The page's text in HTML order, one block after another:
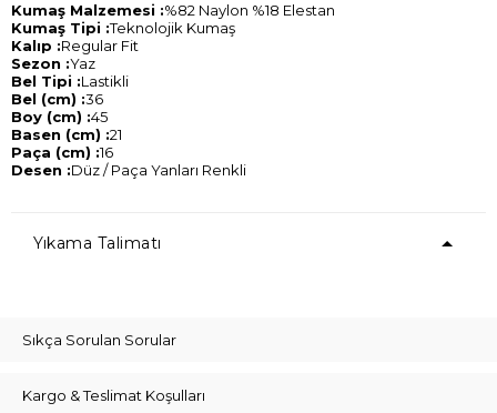
Kumaş Malzemesi :%82 Naylon %18 Elestan
Kumaş Tipi :Teknolojik Kumaş
Kalıp :Regular Fit
Sezon :Yaz
Bel Tipi :Lastikli
Bel (cm) :36
Boy (cm) :45
Basen (cm) :21
Paça (cm) :16
Desen :Düz / Paça Yanları Renkli
Yıkama Talimatı
Sıkça Sorulan Sorular
Kargo & Teslimat Koşulları